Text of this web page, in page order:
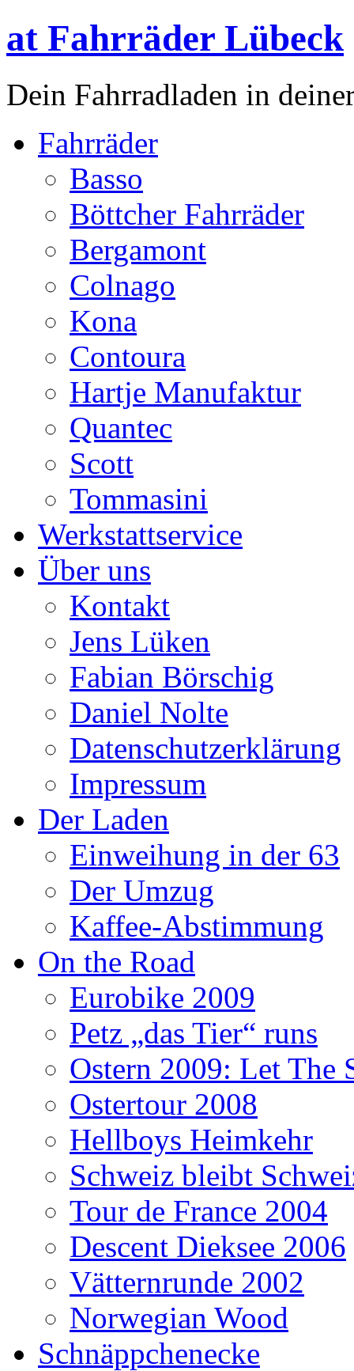
at Fahrräder Lübeck
Dein Fahrradladen in
Fahrräder
Basso
Böttcher Fahrräder
Bergamont
Colnago
Kona
Contoura
Hartje Manufaktur
Quantec
Scott
Tommasini
Werkstattservice
Über uns
Kontakt
Jens Lüken
Fabian Börschig
Daniel Nolte
Datenschutzerklärung
Impressum
Der Laden
Einweihung in der 63
Der Umzug
Kaffee-Abstimmung
On the Road
Eurobike 2009
Petz „das Tier“ runs
Ostern 2009: Let The
Ostertour 2008
Hellboys Heimkehr
Schweiz bleibt
Tour de France 2004
Descent Dieksee 2006
Vätternrunde 2002
Norwegian Wood
Schnäppchenecke